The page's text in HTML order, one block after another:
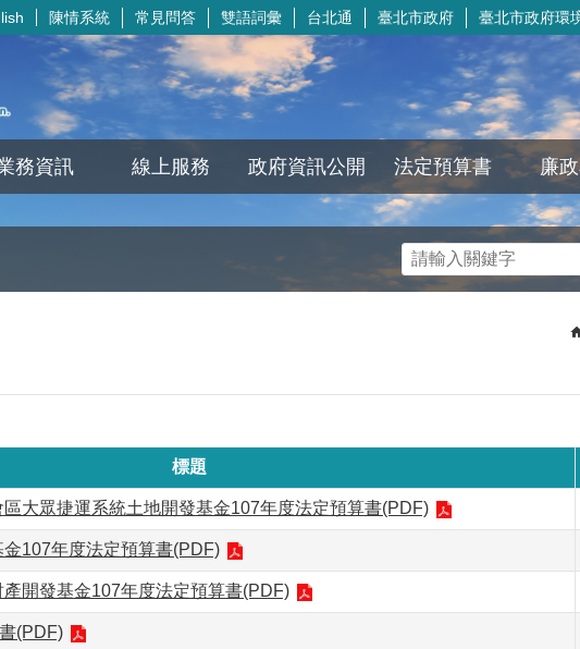
陳情系統 常見問答 雙語詞彙 台北通 臺北市政府 臺北市政府環
務資訊 線上服務 政府資訊公開 法定預算書 廉
標題
大眾捷運系統土地開發基金107年度法定預算書(PDF)
107年度法定預算書(PDF)
開發基金107年度法定預算書(PDF)
(PDF)